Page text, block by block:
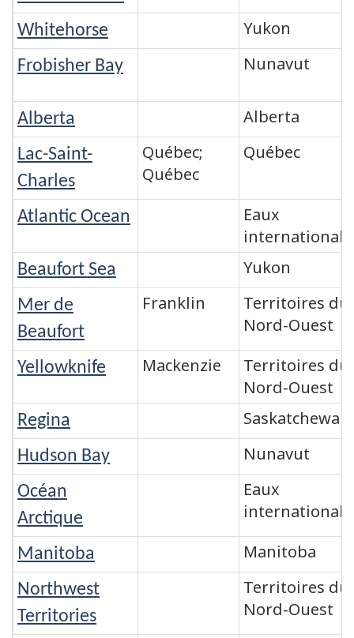
Whitehorse Yukon
Frobisher Bay Nunavut
Alberta Alberta
Lac-Saint-
Charles
Québec;
Québec
Québec
Atlantic Ocean
Eaux
Beaufort Sea Yukon
Mer de
Beaufort
Franklin
Territoires du
Nord-Ouest
Yellowknife Mackenzie
Territoires du
Nord-Ouest
Regina Saskatchewan
Hudson Bay Nunavut
Océan
Arctique
Eaux
Manitoba Manitoba
Northwest
Territories
Territoires du
Nord-Ouest